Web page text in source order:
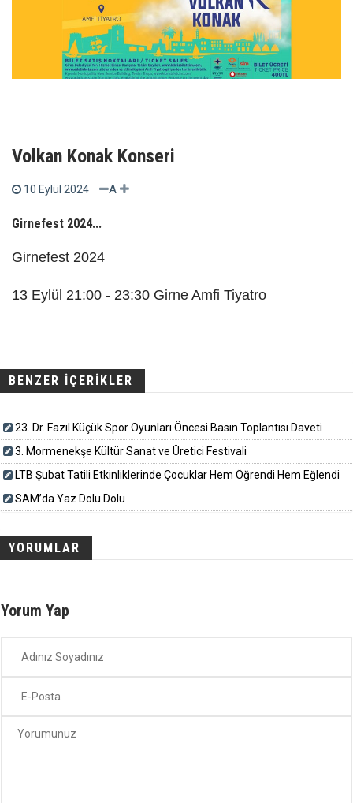
Volkan Konak Konseri
10 Eylül 2024 A
Girnefest 2024...
Girnefest 2024
13 Eylül 21:00 - 23:30 Girne Amfi Tiyatro
BENZER İÇERİKLER
23. Dr. Fazıl Küçük Spor Oyunları Öncesi Basın Toplantısı Daveti
3. Mormenekşe Kültür Sanat ve Üretici Festivali
LTB Şubat Tatili Etkinliklerinde Çocuklar Hem Öğrendi Hem Eğlendi
SAM’da Yaz Dolu Dolu
YORUMLAR
Yorum Yap